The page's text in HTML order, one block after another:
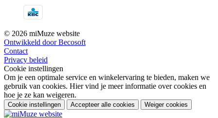
© 2026 miMuze website
Ontwikkeld door Becosoft
Contact
Privacy beleid
Cookie instellingen
Om je een optimale service en winkelervaring te bieden, maken we
gebruik van cookies. Hier vind je meer informatie over cookies en
hoe je ze kan weigeren.
Cookie instellingen Accepteer alle cookies Weiger cookies